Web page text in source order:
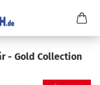
- Gold Collection